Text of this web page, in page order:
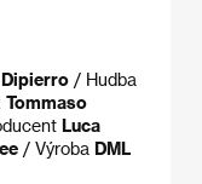
Dipierro / Hudba
Tommaso
Luca
/ Výroba DML